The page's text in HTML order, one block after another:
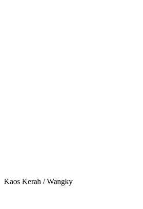
Kaos Kerah / Wangky